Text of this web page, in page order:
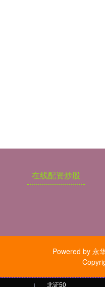
北证50
在线配资炒股
Powered by 永